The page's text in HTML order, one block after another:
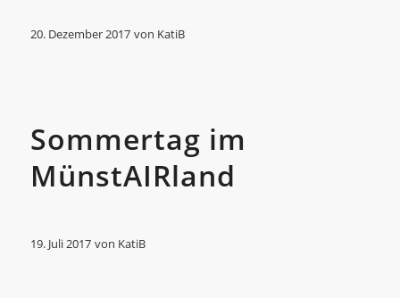
20. Dezember 2017 von KatiB
Sommertag im
MünstAIRland
19. Juli 2017 von KatiB